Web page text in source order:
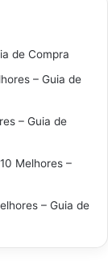
de Compra
– Guia de
– Guia de
Melhores –
– Guia de